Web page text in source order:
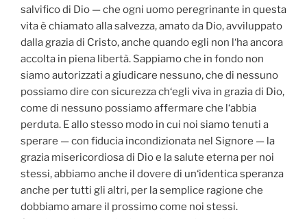
salvifico di Dio — che ogni uomo peregrinante in questa
vita è chiamato alla salvezza, amato da Dio, avviluppato
dalla grazia di Cristo, anche quando egli non l‘ha ancora
accolta in piena libertà. Sappiamo che in fondo non
siamo autorizzati a giudicare nessuno, che di nessuno
possiamo dire con sicurezza ch‘egli viva in grazia di Dio,
come di nessuno possiamo affermare che l‘abbia
perduta. E allo stesso modo in cui noi siamo tenuti a
sperare — con fiducia incondizionata nel Signore — la
grazia misericordiosa di Dio e la salute eterna per noi
stessi, abbiamo anche il dovere di un‘identica speranza
anche per tutti gli altri, per la semplice ragione che
dobbiamo amare il prossimo come noi stessi.